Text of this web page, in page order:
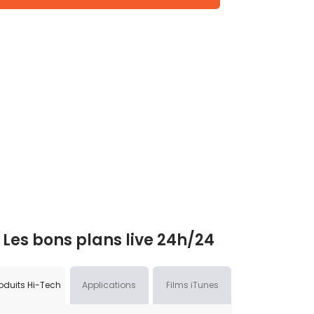
Les bons plans live 24h/24
Hi-Tech Applications Films iTunes